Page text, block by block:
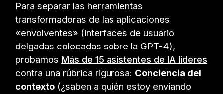
Para separar las herramientas
transformadoras de las aplicaciones
«envolventes» (interfaces de usuario
delgadas colocadas sobre la GPT-4),
probamos Más de 15 asistentes de IA líderes
contra una rúbrica rigurosa: Conciencia del
contexto (¿saben a quién estoy enviando